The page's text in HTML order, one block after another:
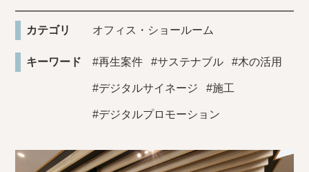
カテゴリ オフィス・ショールーム
キーワード #再生案件 #サステナブル #木の活用
#デジタルサイネージ #施工
#デジタルプロモーション